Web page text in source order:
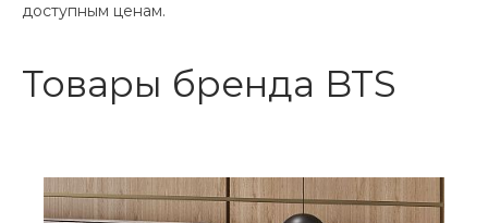
доступным ценам.
Товары бренда BTS